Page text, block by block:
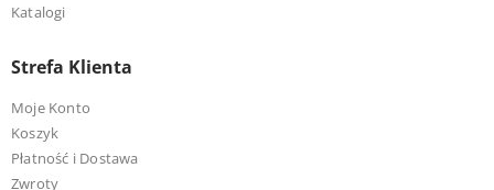
Katalogi
Strefa Klienta
Moje Konto
Koszyk
Płatność i Dostawa
Zwroty